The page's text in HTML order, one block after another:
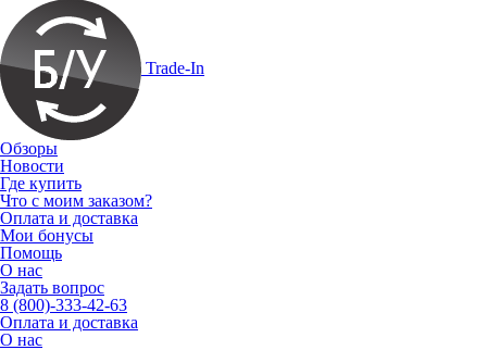
Trade-In
Обзоры
Новости
Где купить
Что с моим заказом?
Оплата и доставка
Мои бонусы
Помощь
О нас
Задать вопрос
8 (800)-333-42-63
Оплата и доставка
О нас